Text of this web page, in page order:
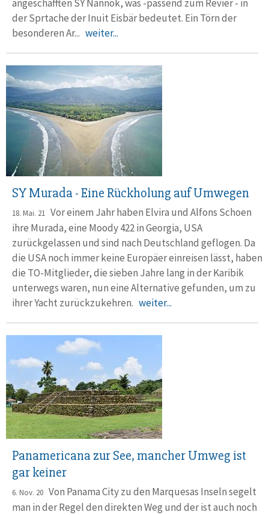
angeschafften SY Nannok, was -passend zum Revier - in
der Sprtache der Inuit Eisbär bedeutet. Ein Törn der
besonderen Ar... weiter...
SY Murada - Eine Rückholung auf Umwegen
18. Mai. 21 Vor einem Jahr haben Elvira und Alfons Schoen
ihre Murada, eine Moody 422 in Georgia, USA
zurückgelassen und sind nach Deutschland geflogen. Da
die USA noch immer keine Europäer einreisen lässt, haben
die TO-Mitglieder, die sieben Jahre lang in der Karibik
unterwegs waren, nun eine Alternative gefunden, um zu
ihrer Yacht zurückzukehren. weiter...
Panamericana zur See, mancher Umweg ist
gar keiner
6. Nov. 20 Von Panama City zu den Marquesas Inseln segelt
man in der Regel den direkten Weg und der ist auch noch